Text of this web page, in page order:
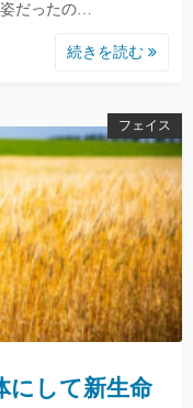
姿だったの…
続きを読む
フェイス
にして新生命